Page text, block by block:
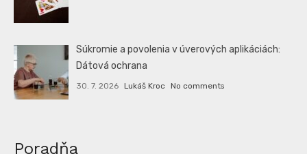
Súkromie a povolenia v úverových aplikáciách:
Dátová ochrana
30. 7. 2026 Lukáš Kroc No comments
Poradňa